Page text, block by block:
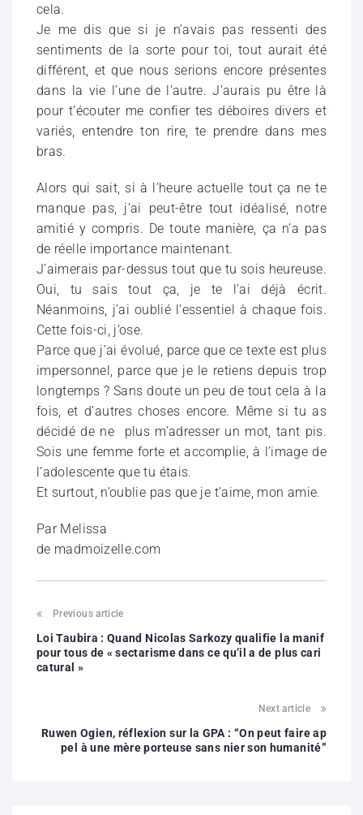
cela.
Je me dis que si je n’avais pas ressenti des
sentiments de la sorte pour toi, tout aurait été
différent, et que nous serions encore présentes
dans la vie l’une de l’autre. J’aurais pu être là
pour t’écouter me confier tes déboires divers et
variés, entendre ton rire, te prendre dans mes
bras.
Alors qui sait, si à l’heure actuelle tout ça ne te
manque pas, j’ai peut-être tout idéalisé, notre
amitié y compris. De toute manière, ça n’a pas
de réelle importance maintenant.
J’aimerais par-dessus tout que tu sois heureuse.
Oui, tu sais tout ça, je te l’ai déjà écrit.
Néanmoins, j’ai oublié l’essentiel à chaque fois.
Cette fois-ci, j’ose.
Parce que j’ai évolué, parce que ce texte est plus
impersonnel, parce que je le retiens depuis trop
longtemps ? Sans doute un peu de tout cela à la
fois, et d’autres choses encore. Même si tu as
décidé de ne plus m’adresser un mot, tant pis.
Sois une femme forte et accomplie, à l’image de
l’adolescente que tu étais.
Et surtout, n’oublie pas que je t’aime, mon amie.
Par Melissa
de madmoizelle.com
Previous article
Loi Taubira : Quand Nicolas Sarkozy qualifie la manif
pour tous de « sectarisme dans ce qu’il a de plus cari
catural »
Next article
Ruwen Ogien, réflexion sur la GPA : “On peut faire ap
pel à une mère porteuse sans nier son humanité”